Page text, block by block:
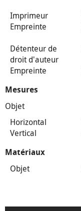
Imprimeur
Empreinte
Détenteur de
droit d'auteur
Empreinte
Mesures
Objet
Horizontal
Vertical
Matériaux
Objet